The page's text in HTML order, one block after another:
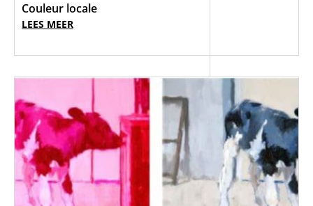
Couleur locale
LEES MEER